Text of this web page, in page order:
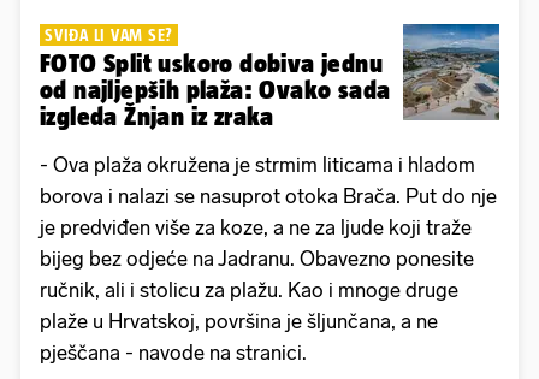
SVIĐA LI VAM SE?
FOTO Split uskoro dobiva jednu
od najljepših plaža: Ovako sada
izgleda Žnjan iz zraka
- Ova plaža okružena je strmim liticama i hladom
borova i nalazi se nasuprot otoka Brača. Put do nje
je predviđen više za koze, a ne za ljude koji traže
bijeg bez odjeće na Jadranu. Obavezno ponesite
ručnik, ali i stolicu za plažu. Kao i mnoge druge
plaže u Hrvatskoj, površina je šljunčana, a ne
pješčana - navode na stranici.